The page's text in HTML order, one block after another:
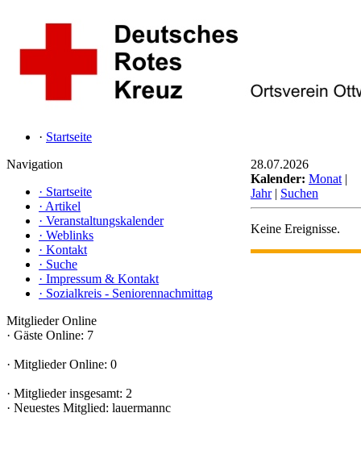
· Startseite
Navigation
· Startseite
· Artikel
· Veranstaltungskalender
· Weblinks
· Kontakt
· Suche
· Impressum & Kontakt
· Sozialkreis - Seniorennachmittag
Mitglieder Online
· Gäste Online: 7
· Mitglieder Online: 0
· Mitglieder insgesamt: 2
· Neuestes Mitglied: lauermannc
28.07.2026
Kalender: Monat |
Jahr| Suchen
Keine Ereignisse.